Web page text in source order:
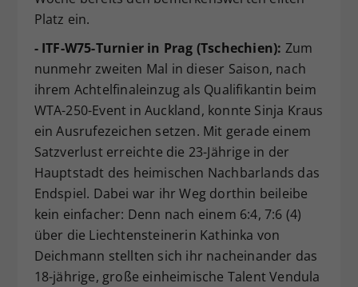
Platz ein.
- ITF-W75-Turnier in Prag (Tschechien): Zum
nunmehr zweiten Mal in dieser Saison, nach
ihrem Achtelfinaleinzug als Qualifikantin beim
WTA-250-Event in Auckland, konnte Sinja Kraus
ein Ausrufezeichen setzen. Mit gerade einem
Satzverlust erreichte die 23-Jährige in der
Hauptstadt des heimischen Nachbarlands das
Endspiel. Dabei war ihr Weg dorthin beileibe
kein einfacher: Denn nach einem 6:4, 7:6 (4)
über die Liechtensteinerin Kathinka von
Deichmann stellten sich ihr nacheinander das
18-jährige, große einheimische Talent Vendula